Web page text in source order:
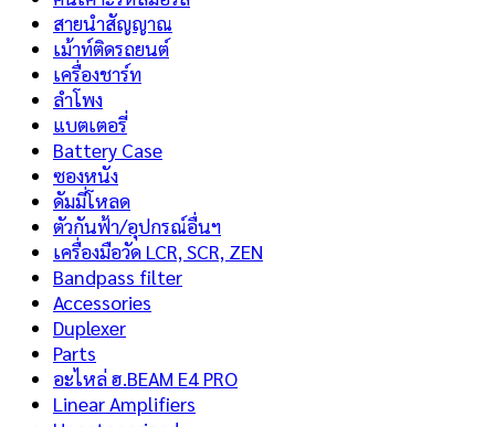
สายนำสัญญาณ
เม้าท์ติดรถยนต์
เครื่องชาร์ท
ลำโพง
แบตเตอรี่
Battery Case
ซองหนัง
ดัมมี่โหลด
ตัวกันฟ้า/อุปกรณ์อื่นฯ
เครื่องมือวัด LCR, SCR, ZEN
Bandpass filter
Accessories
Duplexer
Parts
อะไหล่ ฮ.BEAM E4 PRO
Linear Amplifiers